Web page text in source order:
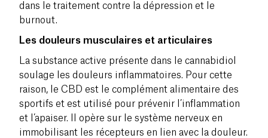
dans le traitement contre la dépression et le
burnout.
Les douleurs musculaires et articulaires
La substance active présente dans le cannabidiol
soulage les douleurs inflammatoires. Pour cette
raison, le CBD est le complément alimentaire des
sportifs et est utilisé pour prévenir l’inflammation
et l’apaiser. Il opère sur le système nerveux en
immobilisant les récepteurs en lien avec la douleur.